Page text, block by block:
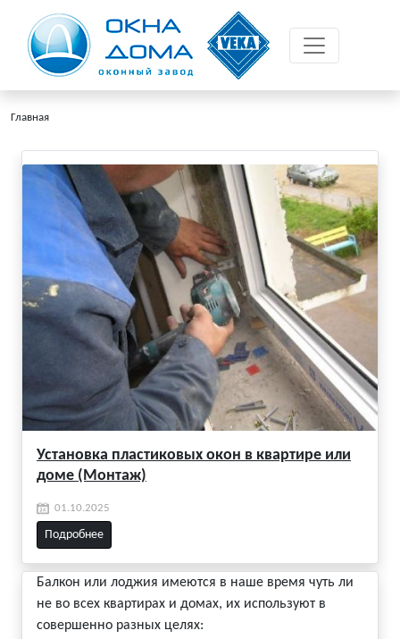
Главная
Установка пластиковых окон в квартире или
доме (Монтаж)
01.10.2025
Подробнее
Балкон или лоджия имеются в наше время чуть ли
не во всех квартирах и домах, их используют в
совершенно разных целях: